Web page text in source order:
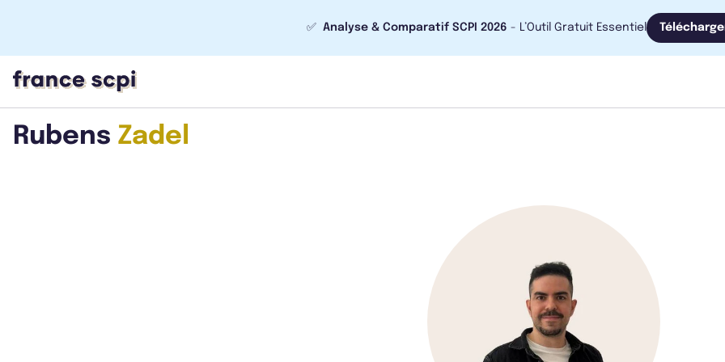
✅ Analyse & Comparatif SCPI 2026 - L’Outil Gratuit Essentiel
Rubens Zadel